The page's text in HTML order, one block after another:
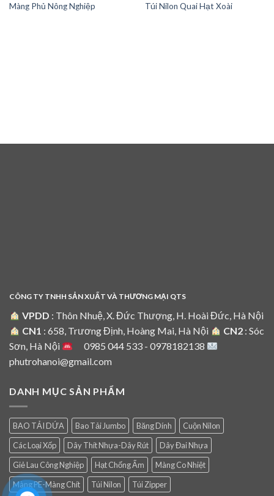
Màng Phủ Nông Nghiệp Túi Nilon Quai Hạt Xoài
CÔNG TY TNHH SẢN XUẤT VÀ THƯƠNG MẠI QTS
VPDD : Thôn Nhuệ, X. Đức Thượng, H. Hoài Đức, Hà Nội
CN1 : 658, Trương Định, Hoàng Mai, Hà Nội CN2 : Sóc
Sơn, Hà Nội
0985 044 533 - 0978182138
phutrohanoi@gmail.com
DANH MỤC SẢN PHẨM
BAO TẢI DỨA Bao Tải Jumbo Băng Dính
Cuộn Nilon
Các Loại Xốp
Dây Thít Nhựa-Dây Rút
Dây Đai Nhựa
Giẻ Lau Công Nghiệp
Hạt Chống Ẩm
Màng Co Nhiệt
Màng PE-Màng Chít
Túi Nilon Túi Zipper